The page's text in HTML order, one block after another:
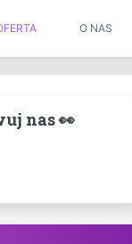
O NAS
nas 👀